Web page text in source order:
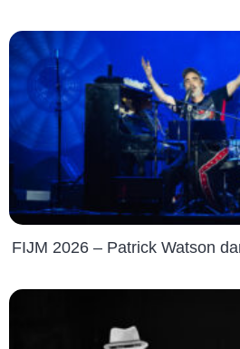
FIJM 2026 – Patrick Watson